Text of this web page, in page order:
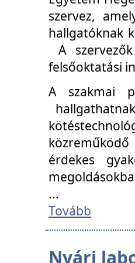
szervez,
hallgatóknak
A
felsőoktatási
A szakmai
érdekes
...
Tovább
Nyári